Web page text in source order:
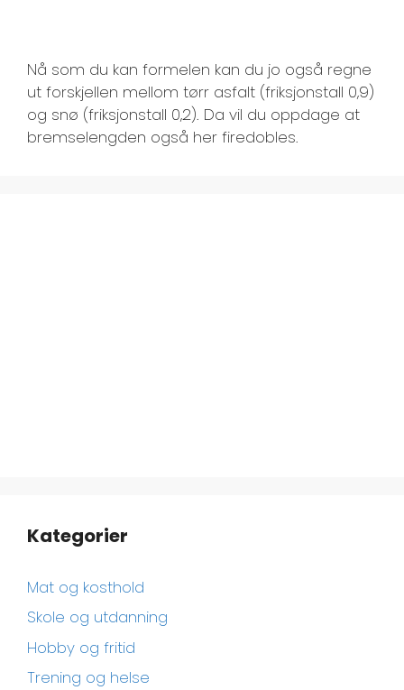
Nå som du kan formelen kan du jo også regne
ut forskjellen mellom tørr asfalt (friksjonstall 0,9)
og snø (friksjonstall 0,2). Da vil du oppdage at
bremselengden også her firedobles.
Kategorier
Mat og kosthold
Skole og utdanning
Hobby og fritid
Trening og helse